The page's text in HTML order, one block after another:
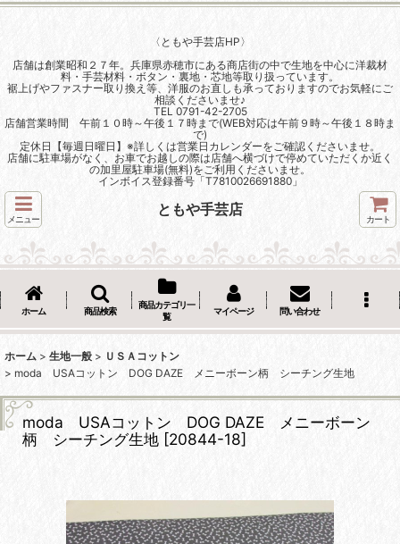
〈ともや手芸店HP〉
店舗は創業昭和２７年。兵庫県赤穂市にある商店街の中で生地を中心に洋裁材
料・手芸材料・ボタン・裏地・芯地等取り扱っています。
裾上げやファスナー取り換え等、洋服のお直しも承っておりますのでお気軽にご
相談くださいませ♪
TEL 0791-42-2705
店舗営業時間 午前１０時～午後１７時まで(WEB対応は午前９時～午後１８時ま
で)
定休日【毎週日曜日】※詳しくは営業日カレンダーをご確認くださいませ。
店舗に駐車場がなく、お車でお越しの際は店舗へ横づけで停めていただくか近く
の加里屋駐車場(無料)をご利用くださいませ。
インボイス登録番号「T7810026691880」
メニュー
ともや手芸店
カート
ホーム 商品検索
商品カテゴリ一
覧
マイページ 問い合わせ
ホーム > 生地一般 > ＵＳＡコットン
> moda USAコットン DOG DAZE メニーボーン柄 シーチング生地
moda USAコットン DOG DAZE メニーボーン
柄 シーチング生地 [20844-18]